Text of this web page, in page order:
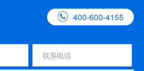
 400-600-4155